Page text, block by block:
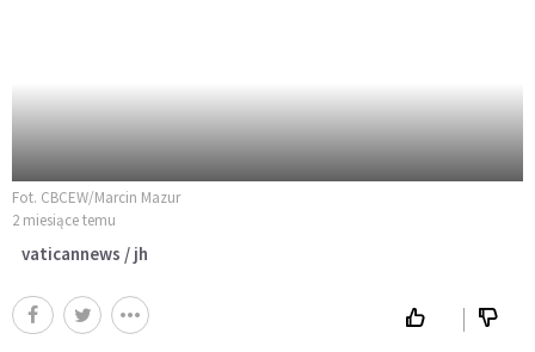
Fot. CBCEW/Marcin Mazur
2 miesiące temu
vaticannews / jh